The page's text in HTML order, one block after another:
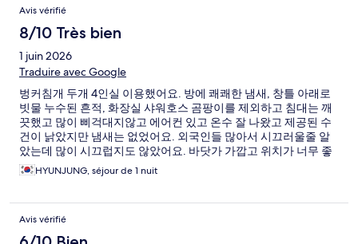
Avis vérifié
8/10 Très bien
1 juin 2026
Traduire avec Google
벙커침개 두개 4인실 이용했어요. 방에 쾌쾌한 냄새, 창틀 아래로
빗물 누수된 흔적, 화장실 샤워호스 곰팡이를 제외하고 침대는 깨
끗했고 많이 삐걱대지않고 에어컨 있고 온수 잘 나왔고 제공된 수
건이 낡았지만 냄새는 없었어요. 외국인들 많아서 시끄러울줄 알
았는데 많이 시끄럽지도 않았어요. 바닷가 가깝고 위치가 너무 좋
았어요. 가격 생각하면 괜찮은 선택입니다.
HYUNJUNG, séjour de 1 nuit
Avis vérifié